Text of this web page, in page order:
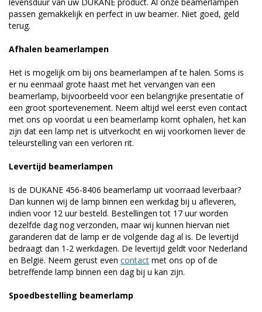
passen gemakkelijk en perfect in uw beamer. Niet goed, geld
terug.
Afhalen beamerlampen
Het is mogelijk om bij ons beamerlampen af te halen. Soms is
er nu eenmaal grote haast met het vervangen van een
beamerlamp, bijvoorbeeld voor een belangrijke presentatie of
een groot sportevenement. Neem altijd wel eerst even contact
met ons op voordat u een beamerlamp komt ophalen, het kan
zijn dat een lamp net is uitverkocht en wij voorkomen liever de
teleurstelling van een verloren rit.
Levertijd beamerlampen
Is de DUKANE 456-8406 beamerlamp uit voorraad leverbaar?
Dan kunnen wij de lamp binnen een werkdag bij u afleveren,
indien voor 12 uur besteld. Bestellingen tot 17 uur worden
dezelfde dag nog verzonden, maar wij kunnen hiervan niet
garanderen dat de lamp er de volgende dag al is. De levertijd
bedraagt dan 1-2 werkdagen. De levertijd geldt voor Nederland
en België. Neem gerust even contact met ons op of de
betreffende lamp binnen een dag bij u kan zijn.
Spoedbestelling beamerlamp